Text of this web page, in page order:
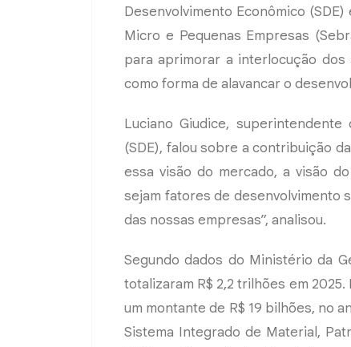
Desenvolvimento Econômico
Micro e Pequenas Empresas
para aprimorar a interlocução
como forma de alavancar o
Luciano Giudice,
(SDE), falou sobre a contribuição
essa visão do mercado, a visão
sejam fatores de desenvolvimento
das nossas empresas”, analisou.
Segundo dados do Ministério da
totalizaram R$ 2,2 trilhões em
um montante de R$ 19 bilhões, no
Sistema Integrado de Material,